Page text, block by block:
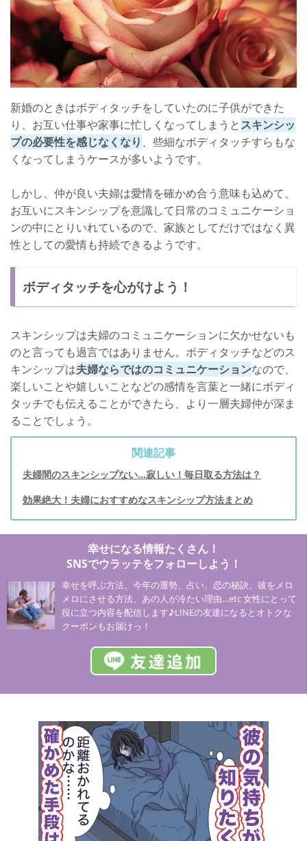
新婚のときはボディタッチをしていたのに子供ができた
り、お互い仕事や家事に忙しくなってしまうとスキンシッ
プの必要性を感じなくなり 、些細なボディタッチすらもな
くなってしまうケースが多いようです。
しかし、仲が良い夫婦は愛情を確かめ合う意味も込めて、
お互いにスキンシップを意識して日常のコミュニケーショ
ンの中にとりいれているので、家族としてだけではなく異
性としての愛情も持続できるようです。
ボディタッチを心がけよう！
スキンシップは夫婦のコミュニケーションに欠かせないも
のと言っても過言ではありません。ボディタッチなどのス
キンシップは夫婦ならではのコミュニケーションなので、
楽しいことや嬉しいことなどの感情を言葉と一緒にボディ
タッチでも伝えることができたら、より一層夫婦仲が深ま
ることでしょう。
関連記事
夫婦間のスキンシップない…寂しい！毎日取る方法は？
効果絶大！夫婦におすすめなスキンシップ方法まとめ
幸せになる情報たくさん！
SNSでウラッテをフォローしよう！
幸せを呼ぶ方法、今年の運勢、占い、恋の秘訣、彼をメロ
メロにさせる方法、あの人が冷たい理由…etc 女性にとって
役に立つ内容を配信します♪LINEの友達になるとオトクな
クーポンもお届けっ！